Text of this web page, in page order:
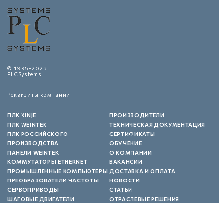
© 1995-2026
PLCSystems
Реквизиты компании
ПЛК XINJE
ПЛК WEINTEK
ПЛК РОССИЙСКОГО
ПРОИЗВОДСТВА
ПАНЕЛИ WEINTEK
КОММУТАТОРЫ ETHERNET
ПРОМЫШЛЕННЫЕ КОМПЬЮТЕРЫ
ПРЕОБРАЗОВАТЕЛИ ЧАСТОТЫ
СЕРВОПРИВОДЫ
ШАГОВЫЕ ДВИГАТЕЛИ
ПРОИЗВОДИТЕЛИ
ТЕХНИЧЕСКАЯ ДОКУМЕНТАЦИЯ
СЕРТИФИКАТЫ
ОБУЧЕНИЕ
О КОМПАНИИ
ВАКАНСИИ
ДОСТАВКА И ОПЛАТА
НОВОСТИ
СТАТЬИ
ОТРАСЛЕВЫЕ РЕШЕНИЯ